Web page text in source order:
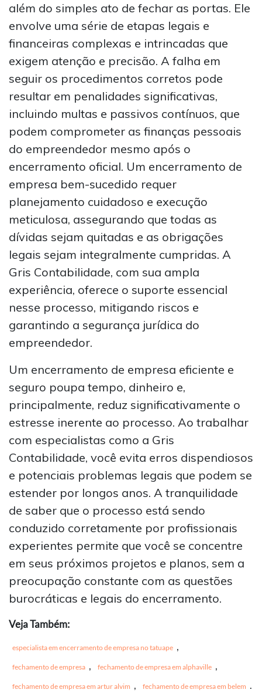
além do simples ato de fechar as portas. Ele
envolve uma série de etapas legais e
financeiras complexas e intrincadas que
exigem atenção e precisão. A falha em
seguir os procedimentos corretos pode
resultar em penalidades significativas,
incluindo multas e passivos contínuos, que
podem comprometer as finanças pessoais
do empreendedor mesmo após o
encerramento oficial. Um encerramento de
empresa bem-sucedido requer
planejamento cuidadoso e execução
meticulosa, assegurando que todas as
dívidas sejam quitadas e as obrigações
legais sejam integralmente cumpridas. A
Gris Contabilidade, com sua ampla
experiência, oferece o suporte essencial
nesse processo, mitigando riscos e
garantindo a segurança jurídica do
empreendedor.
Um encerramento de empresa eficiente e
seguro poupa tempo, dinheiro e,
principalmente, reduz significativamente o
estresse inerente ao processo. Ao trabalhar
com especialistas como a Gris
Contabilidade, você evita erros dispendiosos
e potenciais problemas legais que podem se
estender por longos anos. A tranquilidade
de saber que o processo está sendo
conduzido corretamente por profissionais
experientes permite que você se concentre
em seus próximos projetos e planos, sem a
preocupação constante com as questões
burocráticas e legais do encerramento.
Veja Também:
especialista em encerramento de empresa no tatuape ,
fechamento de empresa , fechamento de empresa em alphaville ,
fechamento de empresa em artur alvim , fechamento de empresa em belem .